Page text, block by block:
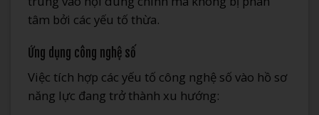
tâm bởi các yếu tố thừa.
Ứng dụng công nghệ số
Việc tích hợp các yếu tố công nghệ số vào hồ sơ
năng lực đang trở thành xu hướng: